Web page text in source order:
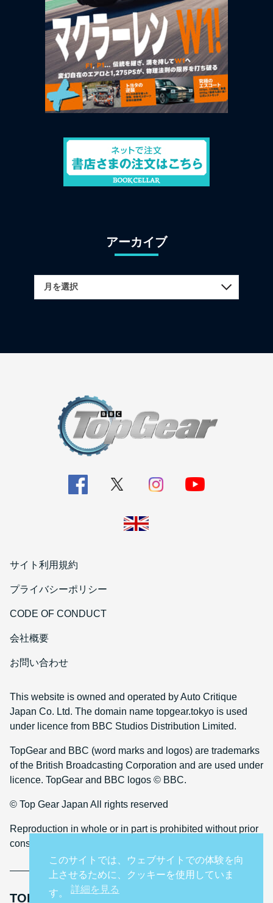
アーカイブ
サイト利用規約
プライバシーポリシー
CODE OF CONDUCT
会社概要
お問い合わせ
This website is owned and operated by Auto Critique
Japan Co. Ltd. The domain name topgear.tokyo is used
under licence from BBC Studios Distribution Limited.
TopGear and BBC (word marks and logos) are trademarks
of the British Broadcasting Corporation and are used under
licence. TopGear and BBC logos © BBC.
© Top Gear Japan All rights reserved
Reproduction in whole or in part is prohibited without prior
consent
TOP GEAR INTERNATIONAL SITES
このサイトでは、ウェブサイトでの体験を向
上させるために、クッキーを使用していま
す。 詳細を見る